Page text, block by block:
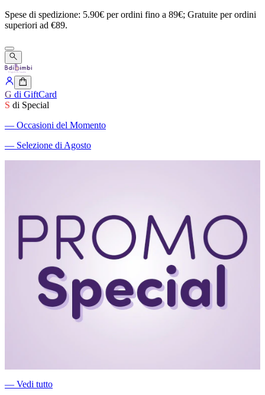
Spese di spedizione: 5.90€ perordini fino a 89€; Gratuite perordini
superiori ad €89.
G di GiftCard
S di Special
― Occasioni del Momento
― Selezione di Agosto
― Vedi tutto